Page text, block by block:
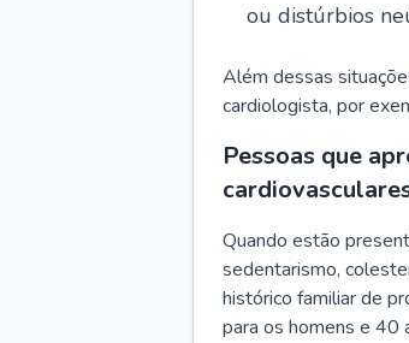
ou distúrbios
Além dessas
cardiologista, por
Pessoas que
Quando estão
sedentarismo,
histórico familiar de
para os homens e 40